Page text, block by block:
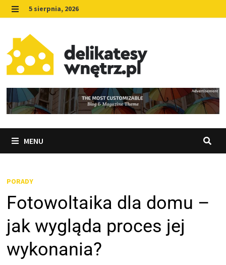
Skip
to
content
MENU
5 sierpnia, 2026
MENU
PORADY
Fotowoltaika dla domu –
jak wygląda proces jej
wykonania?